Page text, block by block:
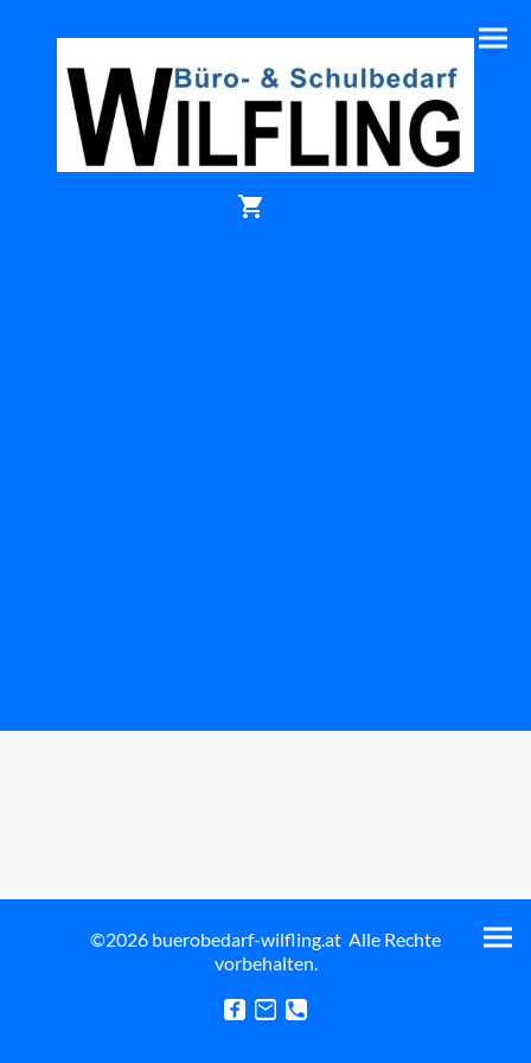
©2026 buerobedarf-wilfling.at Alle Rechte
vorbehalten.